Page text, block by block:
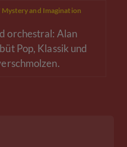
Mystery and Imagination
orchestral: Alan
Pop, Klassik und